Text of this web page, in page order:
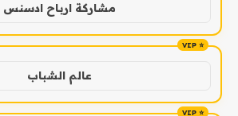
مشاركة ارباح ادسنس
عالم الشباب